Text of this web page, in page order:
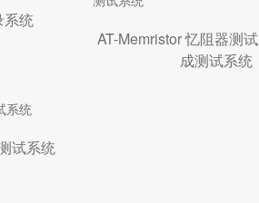
系统
AT-Memristor 忆阻器测
成测试系统
试系统